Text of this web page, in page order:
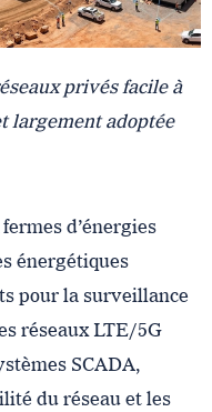
privés facile à
largement adoptée
d’énergies
énergétiques
pour la surveillance
réseaux LTE/5G
SCADA,
du réseau et les